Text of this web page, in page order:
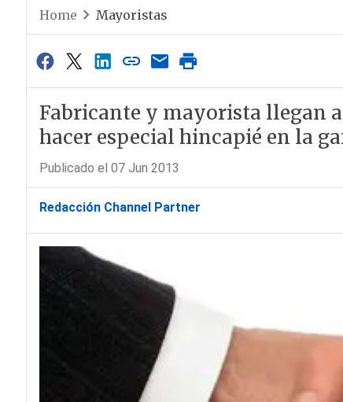
Home Mayoristas
Fabricante y mayorista llegan
hacer especial hincapié en la
Publicado el 07 Jun 2013
Redacción Channel Partner